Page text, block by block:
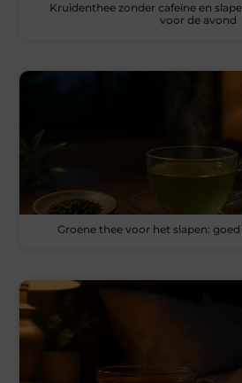
Kruidenthee zonder cafeïne en
voor de avond
Groene thee voor het slapen: